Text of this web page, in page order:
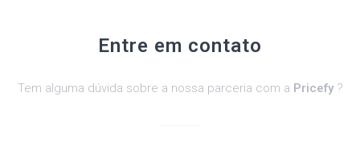
Entre em contato
Tem alguma dúvida sobre a nossa parceria com a Pricefy ?